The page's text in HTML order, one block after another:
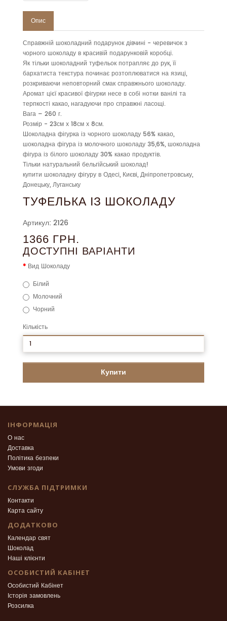
Опис
Справжній шоколадний подарунок дівчині - черевичок з
чорного шоколаду в красивій подарунковій коробці.
Як тільки шоколадний туфельок потрапляє до рук, її
бархатиста текстура починає розтоплюватися на язиці,
розкриваючи неповторний смак справжнього шоколаду.
Аромат цієї красивої фігурки несе в собі нотки ванілі та
терпкості какао, нагадуючи про справжні ласощі.
Вага – 260 г.
Розмір - 23см х 18см х 8см.
Шоколадна фігурка із чорного шоколаду 56% какао,
шоколадна фігура із молочного шоколаду 35,6%, шоколадна
фігура із білого шоколаду 30% какао продуктів.
Тільки натуральний бельгійський шоколад!
купити шоколадну фігуру в Одесі, Києві, Дніпропетровську,
Донецьку, Луганську
ТУФЕЛЬКА ІЗ ШОКОЛАДУ
Артикул: 2126
1366 ГРН.
ДОСТУПНІ ВАРІАНТИ
Вид Шоколаду
Білий
Молочний
Чорний
Кількість
Купити
ІНФОРМАЦІЯ
О нас
Доставка
Політика безпеки
Умови згоди
СЛУЖБА ПІДТРИМКИ
Контакти
Карта сайту
ДОДАТКОВО
Календар свят
Шоколад
Наші клієнти
ОСОБИСТИЙ КАБІНЕТ
Особистий Кабінет
Історія замовлень
Розсилка